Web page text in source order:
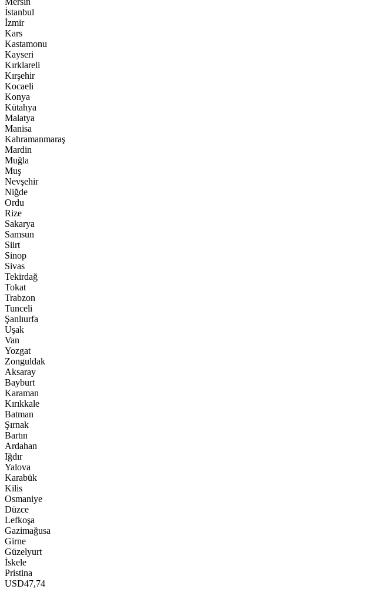
İstanbul
İzmir
Kars
Kastamonu
Kayseri
Kırklareli
Kırşehir
Kocaeli
Konya
Kütahya
Malatya
Manisa
Kahramanmaraş
Mardin
Muğla
Muş
Nevşehir
Niğde
Ordu
Rize
Sakarya
Samsun
Siirt
Sinop
Sivas
Tekirdağ
Tokat
Trabzon
Tunceli
Şanlıurfa
Uşak
Van
Yozgat
Zonguldak
Aksaray
Bayburt
Karaman
Kırıkkale
Batman
Şırnak
Bartın
Ardahan
Iğdır
Yalova
Karabük
Kilis
Osmaniye
Düzce
Lefkoşa
Gazimağusa
Girne
Güzelyurt
İskele
Pristina
USD47,74